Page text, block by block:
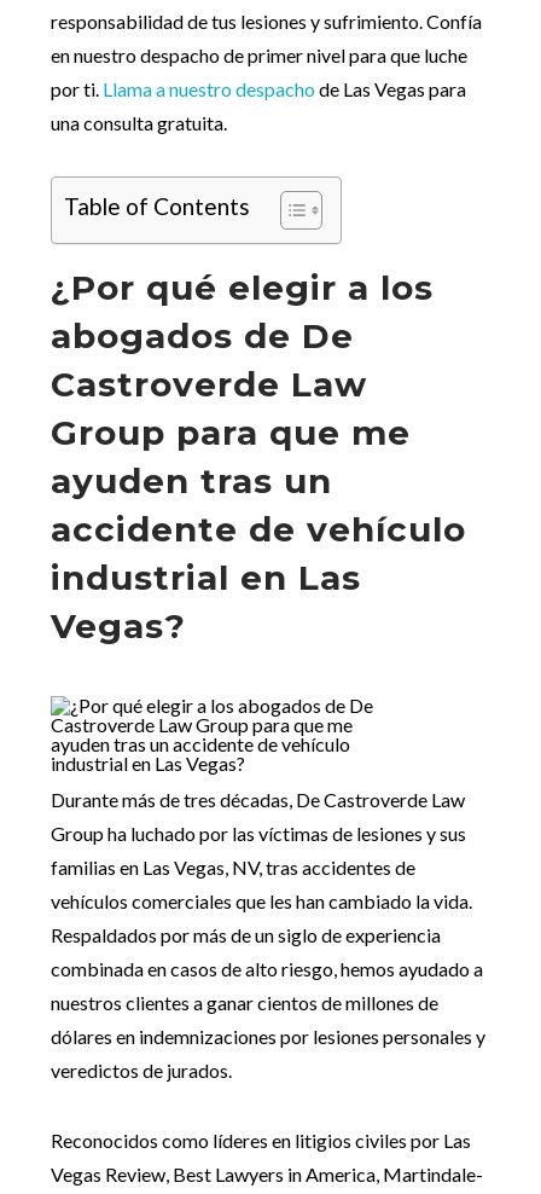
responsabilidad de tus lesiones y sufrimiento. Confía
en nuestro despacho de primer nivel para que luche
por ti. Llama a nuestro despachode Las Vegas para
una consulta gratuita.
Table of Contents
¿Por qué elegir a los
abogados de De
Castroverde Law
Group para que me
ayuden tras un
accidente de vehículo
industrial en Las
Vegas?
Durante más de tres décadas, De Castroverde Law
Group ha luchado por las víctimas de lesiones y sus
familias en Las Vegas, NV, tras accidentes de
vehículos comerciales que les han cambiado la vida.
Respaldados por más de un siglo de experiencia
combinada en casos de alto riesgo, hemos ayudado a
nuestros clientes a ganar cientos de millones de
dólares en indemnizaciones por lesiones personales y
veredictos de jurados.
Reconocidos como líderes en litigios civiles por Las
Vegas Review, Best Lawyers in America, Martindale-